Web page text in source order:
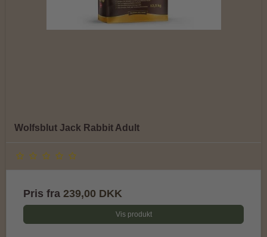
Wolfsblut Jack Rabbit Adult
Pris fra 239,00 DKK
Vis produkt